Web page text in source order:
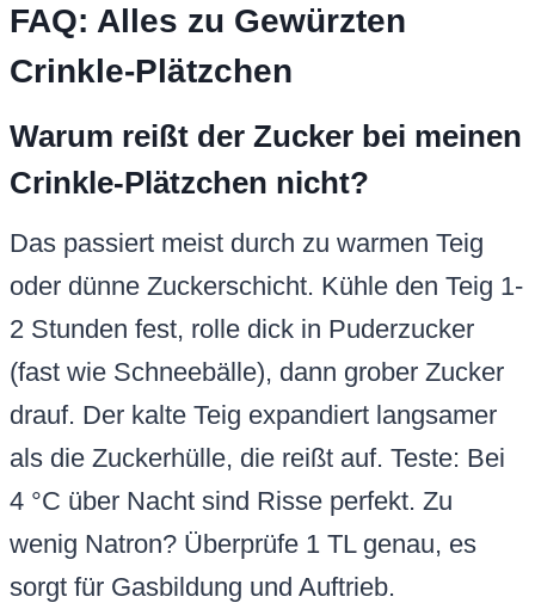
FAQ: Alles zu Gewürzten
Crinkle-Plätzchen
Warum reißt der Zucker bei meinen
Crinkle-Plätzchen nicht?
Das passiert meist durch zu warmen Teig
oder dünne Zuckerschicht. Kühle den Teig 1-
2 Stunden fest, rolle dick in Puderzucker
(fast wie Schneebälle), dann grober Zucker
drauf. Der kalte Teig expandiert langsamer
als die Zuckerhülle, die reißt auf. Teste: Bei
4 °C über Nacht sind Risse perfekt. Zu
wenig Natron? Überprüfe 1 TL genau, es
sorgt für Gasbildung und Auftrieb.